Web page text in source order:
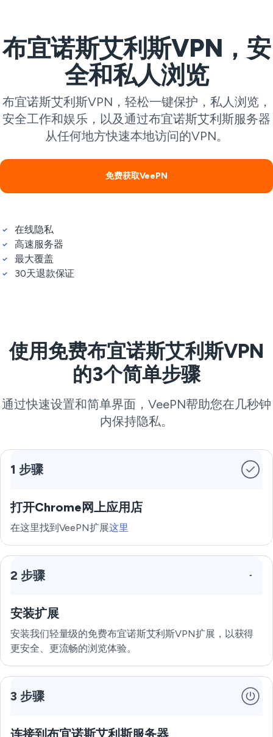
布宜诺斯艾利斯VPN，安
全和私人浏览
布宜诺斯艾利斯VPN，轻松一键保护，私人浏览，
安全工作和娱乐，以及通过布宜诺斯艾利斯服务器
从任何地方快速本地访问的VPN。
免费获取VeePN
在线隐私
高速服务器
最大覆盖
30天退款保证
使用免费布宜诺斯艾利斯VPN
的3个简单步骤
通过快速设置和简单界面，VeePN帮助您在几秒钟
内保持隐私。
1 步骤
打开Chrome网上应用店
在这里找到VeePN扩展这里
2 步骤
安装扩展
安装我们轻量级的免费布宜诺斯艾利斯VPN扩展，以获得
更安全、更流畅的浏览体验。
3 步骤
连接到布宜诺斯艾利斯服务器